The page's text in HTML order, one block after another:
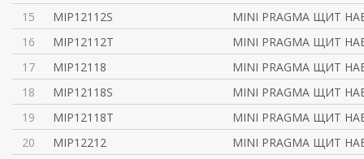
15
MIP12112S
MINI PRAGMA ЩИТ
16
MIP12112T
MINI PRAGMA ЩИТ
17
MIP12118
MINI PRAGMA ЩИТ
18
MIP12118S
MINI PRAGMA ЩИТ
19
MIP12118T
MINI PRAGMA ЩИТ
20
MIP12212
MINI PRAGMA ЩИТ